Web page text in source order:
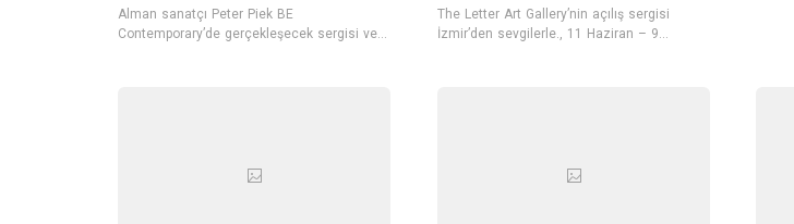
Alman sanatçı Peter Piek BE
Contemporary’de gerçekleşecek sergisi ve
The Letter Art Gallery’nin açılış sergisi
İzmir’den sevgilerle., 11 Haziran – 9